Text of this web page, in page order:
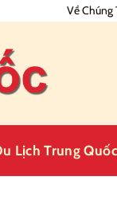
Về Chúng
Lịch Trung Quốc